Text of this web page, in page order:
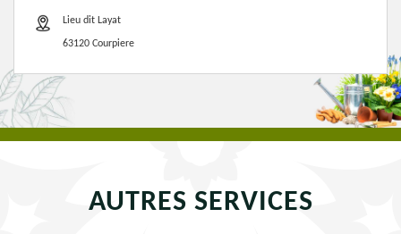
Lieu dit Layat
63120 Courpiere
AUTRES SERVICES